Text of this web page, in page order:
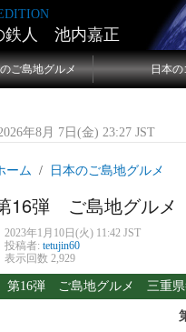
鉄人 池内嘉正
ご島地グルメ 日本
年8月 7日(金) 23:27 JST
ーム 日本のご島地グルメ
16弾 ご島地グル
2023年1月10日(火) 11:42 JST
投稿者: tetujin60
表示回数 2,929
第16弾 ご島地グルメ 三重県